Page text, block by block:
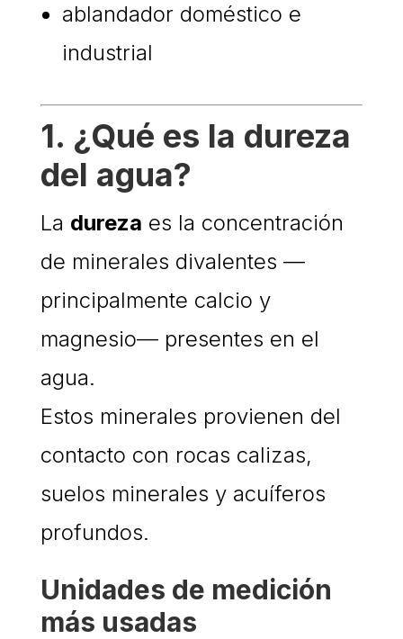
ablandador doméstico e
industrial
1. ¿Qué es la dureza
del agua?
La dureza es la concentración
de minerales divalentes —
principalmente calcio y
magnesio— presentes en el
agua.
Estos minerales provienen del
contacto con rocas calizas,
suelos minerales y acuíferos
profundos.
Unidades de medición
más usadas